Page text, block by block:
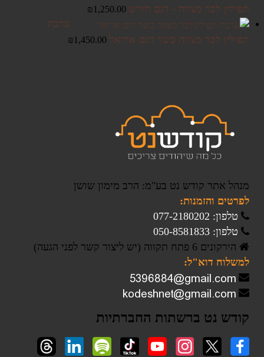
תפילין לבר מצווה - דגם חורש
₪1,250.00
ערכת
תפילין לבר מצווה כשר דגם אריאל
₪1,450.00
מנהל אתר קודש נט בע"מ: הרב מימון שושן
לפרטים והזמנות:
טלפון: 077-2180202
טלפון: 050-8581833
הירקונים 6 פתח תקווה (יש ליצור קשר לפני הגעה)
למשלוח דוא"ל:
קודש נט ברשתות החברתיות